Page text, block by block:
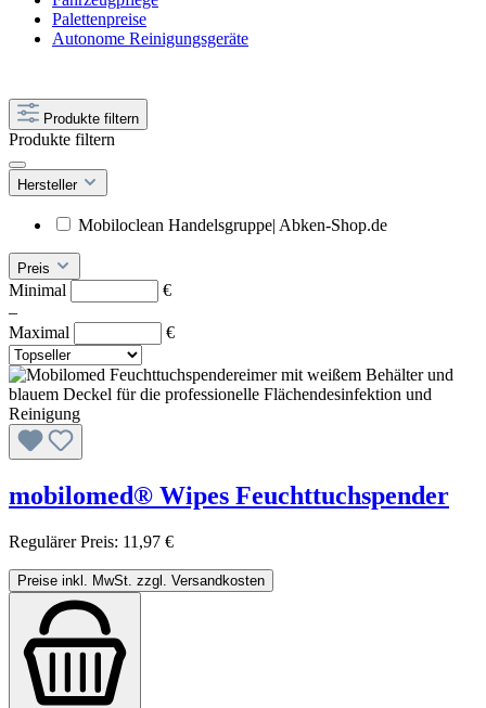
Palettenpreise
Autonome Reinigungsgeräte
Produkte filtern
Produkte filtern
Hersteller
Mobiloclean Handelsgruppe| Abken-Shop.de
Preis
Minimal
€
–
Maximal
€
mobilomed® Wipes Feuchttuchspender
Regulärer Preis: 11,97 €
Preise inkl. MwSt. zzgl. Versandkosten